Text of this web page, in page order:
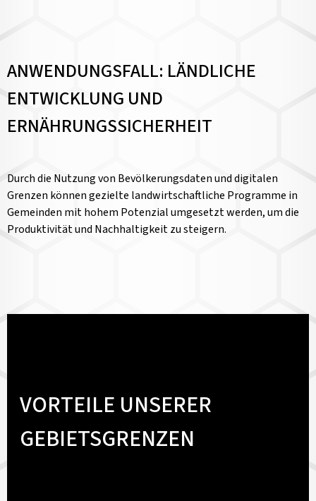
ANWENDUNGSFALL: LÄNDLICHE
ENTWICKLUNG UND
ERNÄHRUNGSSICHERHEIT
Durch die Nutzung von Bevölkerungsdaten und digitalen
Grenzen können gezielte landwirtschaftliche Programme in
Gemeinden mit hohem Potenzial umgesetzt werden, um die
Produktivität und Nachhaltigkeit zu steigern.
VORTEILE UNSERER
GEBIETSGRENZEN